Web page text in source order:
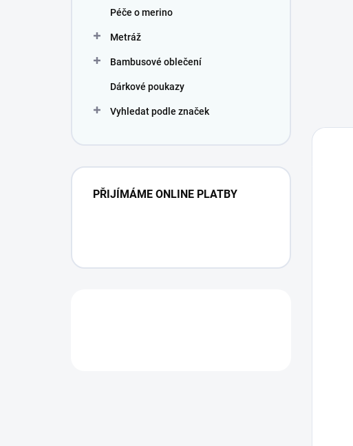
Péče o merino
Metráž
Bambusové oblečení
Dárkové poukazy
Vyhledat podle značek
PŘIJÍMÁME ONLINE PLATBY